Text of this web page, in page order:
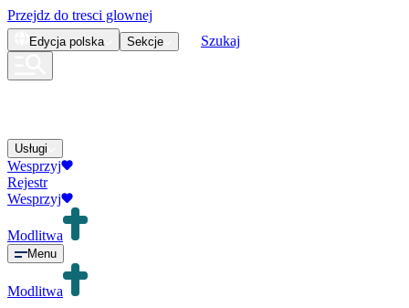
Przejdz do tresci glownej
Edycja polska Sekcje Szukaj
Usługi
Wesprzyj
Rejestr
Wesprzyj
Modlitwa
Menu
Modlitwa